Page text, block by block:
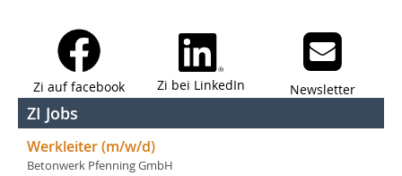
Zi auf facebook Zi bei LinkedIn Newsletter
ZI Jobs
Werkleiter (m/w/d)
Betonwerk Pfenning GmbH